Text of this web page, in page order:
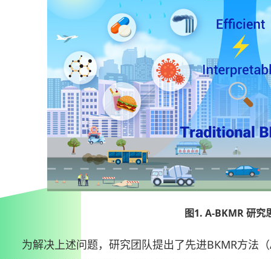
图1. A-BKMR 研究
为解决上述问题，研究团队提出了先进BKMR方法